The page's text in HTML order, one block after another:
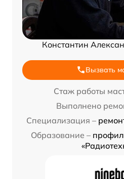
Константин
Вызвать
Стаж работы
Выполнено
Специализация –
Образование –